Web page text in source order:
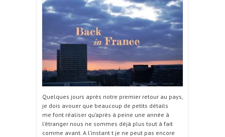
Quelques jours après notre premier retour au pays,
je dois avouer que beaucoup de petits détails
me font réaliser qu’après à peine une année à
l’étranger nous ne sommes déjà plus tout à fait
comme avant. A l’instant t je ne peut pas encore